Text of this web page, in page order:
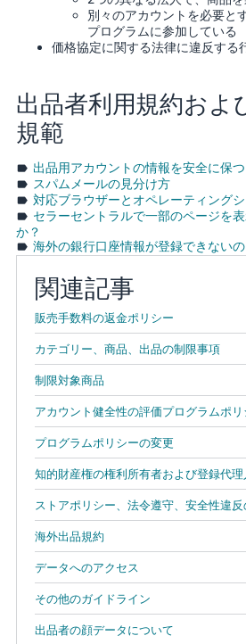
別々のアカウントを必要と
プログラムに参加している
価格協定に関する法律に違反する
出品者利用規約およ
規範
出品用アカウントの情報を安全に保
スパムメールの見分け方
対応ブラウザーとオペレーティング
セラーセントラルで一部のページを
か？
海外の銀行口座情報が登録できない
関連記事
販売手数料の返金ポリシー
カテゴリー、商品、出品の制限事項
制限対象商品
アカウント健全性の評価プログラムポリ
プログラムポリシーの変更
知的財産権の権利所有者および登録代理
ストアポリシー、法令遵守、安全性違
海外出品規約
データへのアクセス
その他のガイドライン
出品者の顔データについて